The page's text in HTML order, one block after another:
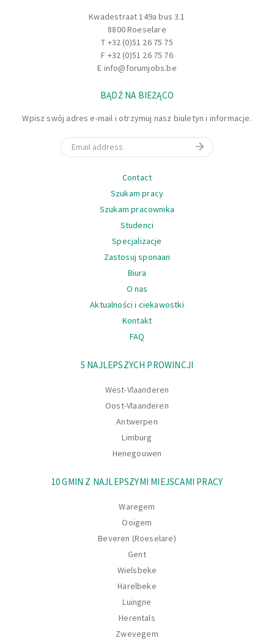
Kwadestraat 149a bus 3.1
8800 Roeselare
T +32 (0)51 26 75 75
F +32 (0)51 26 75 76
E info@forumjobs.be
BĄDŹ NA BIEŻĄCO
Wpisz swój adres e-mail i otrzymuj nasz biuletyn i informacje.
Email
Contact
Szukam pracy
Szukam pracownika
Studenci
Specjalizacje
Zastosuj sponaan
Biura
O nas
Aktualności i ciekawostki
Kontakt
FAQ
5 NAJLEPSZYCH PROWINCJI
West-Vlaanderen
Oost-Vlaanderen
Antwerpen
Limburg
Henegouwen
10 GMIN Z NAJLEPSZYMI MIEJSCAMI PRACY
Waregem
Ooigem
Beveren (Roeselare)
Gent
Wielsbeke
Harelbeke
Luingne
Herentals
Zwevegem